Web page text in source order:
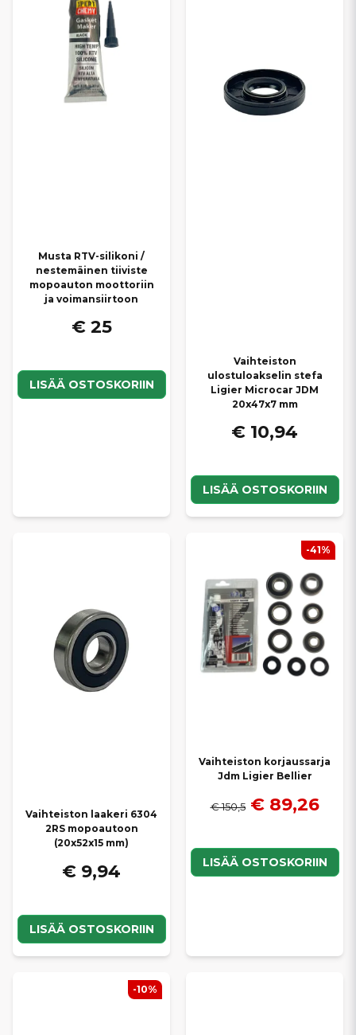
Musta RTV-silikoni /
nestemäinen tiiviste
mopoauton moottoriin
ja voimansiirtoon
€ 25
LISÄÄ OSTOSKORIIN
Vaihteiston
ulostuloakselin stefa
Ligier Microcar JDM
20x47x7 mm
€ 10,94
LISÄÄ OSTOSKORIIN
Vaihteiston laakeri 6304
2RS mopoautoon
(20x52x15 mm)
€ 9,94
LISÄÄ OSTOSKORIIN
Vaihteiston korjaussarja
Jdm Ligier Bellier
€ 150,5 € 89,26
LISÄÄ OSTOSKORIIN
-41%
-10%